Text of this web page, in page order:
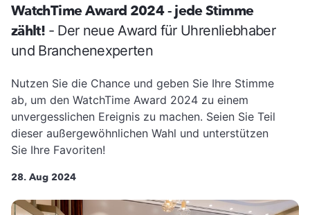
WatchTime Award 2024 - jede Stimme
zählt! - Der neue Award für Uhrenliebhaber
und Branchenexperten
Nutzen Sie die Chance und geben Sie Ihre Stimme
ab, um den WatchTime Award 2024 zu einem
unvergesslichen Ereignis zu machen. Seien Sie Teil
dieser außergewöhnlichen Wahl und unterstützen
Sie Ihre Favoriten!
28. Aug 2024